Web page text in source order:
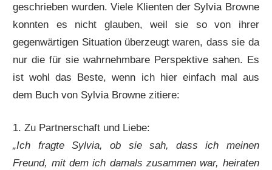
geschrieben wurden. Viele Klienten der Sylvia Browne
konnten es nicht glauben, weil sie so von ihrer
gegenwärtigen Situation überzeugt waren, dass sie da
nur die für sie wahrnehmbare Perspektive sahen. Es
ist wohl das Beste, wenn ich hier einfach mal aus
dem Buch von Sylvia Browne zitiere:
1. Zu Partnerschaft und Liebe:
„Ich fragte Sylvia, ob sie sah, dass ich meinen
Freund, mit dem ich damals zusammen war, heiraten